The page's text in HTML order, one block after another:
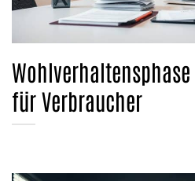
für Verbraucher